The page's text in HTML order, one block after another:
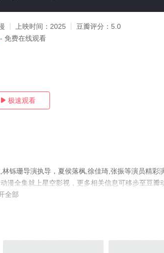
上映时间： 2025 豆瓣评分： 5.0
- 免费在线观看
 极速观看
铄珊导演执导，夏侯落枫,徐佳琦,张振等演员精彩
漫全集就上星空影视，更多相关信息可移步至豆瓣
全部